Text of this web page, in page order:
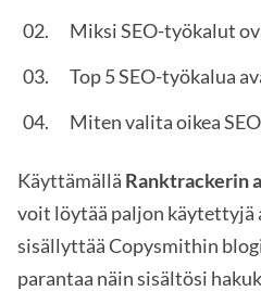
Miksi SEO-työkalut
Top 5 SEO-työkalua
Miten valita oikea
Käyttämällä Ranktrackerin
voit löytää paljon käytettyjä
sisällyttää Copysmithin
parantaa näin sisältösi